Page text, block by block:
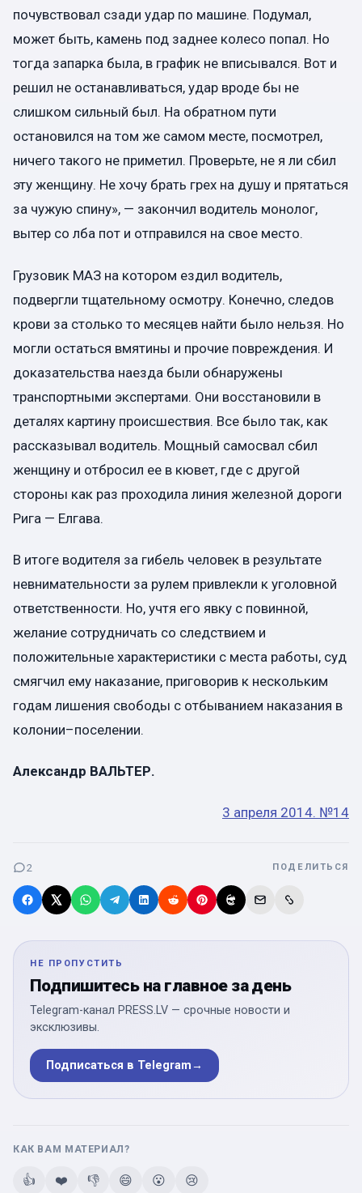
почувствовал сзади удар по машине. Подумал,
может быть, камень под заднее колесо попал. Но
тогда запарка была, в график не вписывался. Вот и
решил не останавливаться, удар вроде бы не
слишком сильный был. На обратном пути
остановился на том же самом месте, посмотрел,
ничего такого не приметил. Проверьте, не я ли сбил
эту женщину. Не хочу брать грех на душу и прятаться
за чужую спину», — закончил водитель монолог,
вытер со лба пот и отправился на свое место.
Грузовик МАЗ на котором ездил водитель,
подвергли тщательному осмотру. Конечно, следов
крови за столько то месяцев найти было нельзя. Но
могли остаться вмятины и прочие повреждения. И
доказательства наезда были обнаружены
транспортными экспертами. Они восстановили в
деталях картину происшествия. Все было так, как
рассказывал водитель. Мощный самосвал сбил
женщину и отбросил ее в кювет, где с другой
стороны как раз проходила линия железной дороги
Рига — Елгава.
В итоге водителя за гибель человек в результате
невнимательности за рулем привлекли к уголовной
ответственности. Но, учтя его явку с повинной,
желание сотрудничать со следствием и
положительные характеристики с места работы, суд
смягчил ему наказание, приговорив к нескольким
годам лишения свободы с отбыванием наказания в
колонии–поселении.
Александр ВАЛЬТЕР.
3 апреля 2014. №14
2 ПОДЕЛИТЬСЯ
НЕ ПРОПУСТИТЬ
Подпишитесь на главное за день
Telegram-канал PRESS.LV — срочные новости и
эксклюзивы.
Подписаться в Telegram→
КАК ВАМ МАТЕРИАЛ?
👍 ❤️ 👎 😄 😮 😢